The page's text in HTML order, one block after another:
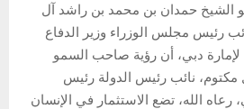
الشيخ حمدان بن محمد بن راشد آل
رئيس مجلس الوزراء وزير الدفاع
دبي، أن رؤية صاحب السمو
نائب رئيس الدولة رئيس
الله، تضع الاستثمار في الإنسان